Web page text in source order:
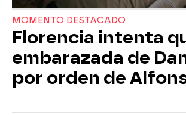
MOMENTO DESTACADO
Florencia intenta
embarazada de
por orden de